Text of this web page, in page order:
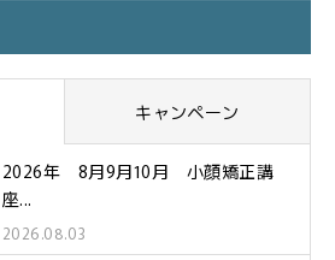
キャンペーン
2026年 8月9月10月 小顔矯正講
座...
2026.08.03